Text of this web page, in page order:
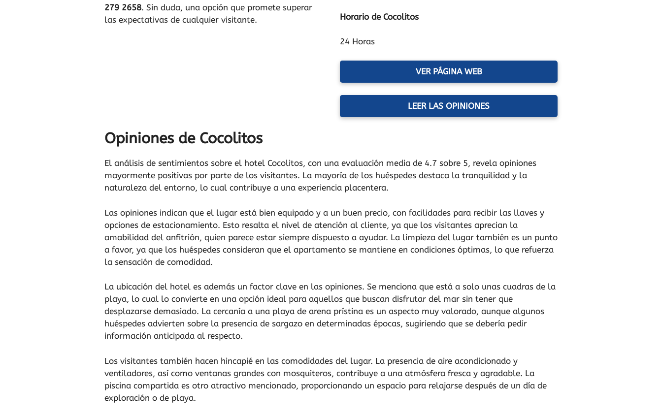
279 2658. Sin duda, una opción que promete superar
las expectativas de cualquier visitante.
Horario de Cocolitos
24 Horas
VER PÁGINA WEB
LEER LAS OPINIONES
Opiniones de Cocolitos
El análisis de sentimientos sobre el hotel Cocolitos, con una evaluación media de 4.7 sobre 5, revela opiniones
mayormente positivas por parte de los visitantes. La mayoría de los huéspedes destaca la tranquilidad y la
naturaleza del entorno, lo cual contribuye a una experiencia placentera.
Las opiniones indican que el lugar está bien equipado y a un buen precio, con facilidades para recibir las llaves y
opciones de estacionamiento. Esto resalta el nivel de atención al cliente, ya que los visitantes aprecian la
amabilidad del anfitrión, quien parece estar siempre dispuesto a ayudar. La limpieza del lugar también es un punto
a favor, ya que los huéspedes consideran que el apartamento se mantiene en condiciones óptimas, lo que refuerza
la sensación de comodidad.
La ubicación del hotel es además un factor clave en las opiniones. Se menciona que está a solo unas cuadras de la
playa, lo cual lo convierte en una opción ideal para aquellos que buscan disfrutar del mar sin tener que
desplazarse demasiado. La cercanía a una playa de arena prístina es un aspecto muy valorado, aunque algunos
huéspedes advierten sobre la presencia de sargazo en determinadas épocas, sugiriendo que se debería pedir
información anticipada al respecto.
Los visitantes también hacen hincapié en las comodidades del lugar. La presencia de aire acondicionado y
ventiladores, así como ventanas grandes con mosquiteros, contribuye a una atmósfera fresca y agradable. La
piscina compartida es otro atractivo mencionado, proporcionando un espacio para relajarse después de un día de
exploración o de playa.